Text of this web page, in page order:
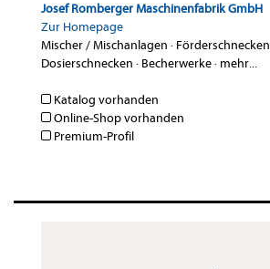
Josef Romberger Maschinenfabrik GmbH
Zur Homepage
Mischer / Mischanlagen · Förderschnecken
Dosierschnecken · Becherwerke· mehr...
Katalog vorhanden
Online-Shop vorhanden
Premium-Profil